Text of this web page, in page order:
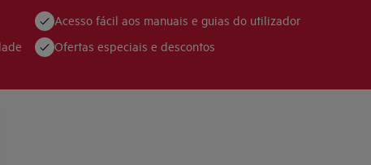
Acesso fácil aos manuais e guias do utilizador
Ofertas especiais e descontos